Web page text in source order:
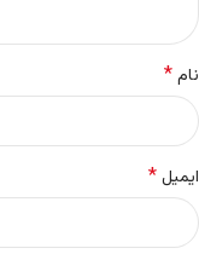
نام*
ایمیل*